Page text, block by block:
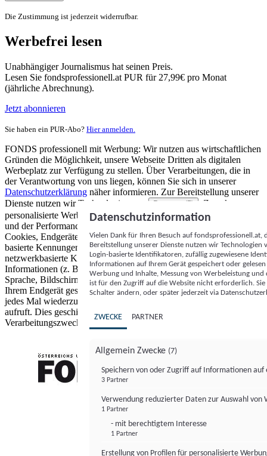
Die Zustimmung ist jederzeit widerrufbar.
Werbefrei lesen
Unabhängiger Journalismus hat seinen Preis.
Lesen Sie fondsprofessionell.at PUR für 27,99€ pro Monat
(jährliche Abrechnung).
Jetzt abonnieren
Sie haben ein PUR-Abo? Hier anmelden.
FONDS professionell mit Werbung: Wir nutzen aus wirtschaftlichen
Gründen die Möglichkeit, unsere Webseite Dritten als digitalen
Werbeplatz zur Verfügung zu stellen. Über Verarbeitungen, die in
der Verantwortung von uns liegen, können Sie sich in unserer
Datenschutzerklärung näher informieren. Zur Bereitstellung unserer
Dienste nutzen wir Technologien von
Partnern (5)
. Zwecke:
personalisierte Werbung und Inhalte, Messung von Werbeleistung
und der Performance von Inhalten sowie Zielgruppenforschung.
Cookies, Endgeräte- oder ähnliche Online-Kennungen (z. B. login-
basierte Kennungen, zufällig generierte Kennungen,
netzwerkbasierte Kennungen) können zusammen mit anderen
Informationen (z. B. Browsertyp und Browserinformationen,
Sprache, Bildschirmgröße, unterstützte Technologien usw.) auf
Ihrem Endgerät gespeichert oder von dort ausgelesen werden, um es
jedes Mal wiederzuerkennen, wenn es eine App oder einer Webseite
aufruft. Dies geschieht für einen oder mehrere der hier aufgeführten
Verarbeitungszwecke.
Datenschutzinformation
Vielen Dank für Ihren Besuch auf
Bereitstellung unserer Dienste nutzen wir Technologien
Login-basierte Identifikatoren, zufällig zugewiesene
Informationen auf Ihrem Gerät gespeichert oder
Werbung und Inhalte, Messung von Werbeleistung
ist für den Zugriff auf die Website nicht erforderlich.
Schalter ändern, oder später jederzeit via
ZWECKE PARTNER
Allgemein Zwecke (7)
Speichern von oder Zugriff auf Informationen auf
3 Partner
Verwendung reduzierter Daten zur Auswahl von
1 Partner
- mit berechtigtem Interesse
1 Partner
Erstellung von Profilen für personalisierte
FONDS professionell